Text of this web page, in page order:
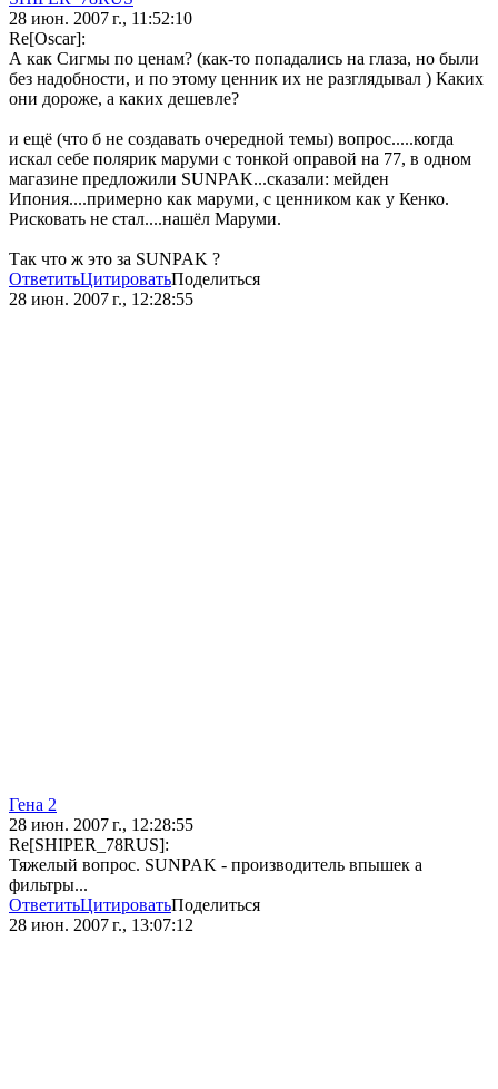
28 июн. 2007 г., 11:52:10
Re[Oscar]:
А как Сигмы по ценам? (как-то попадались на глаза, но были
без надобности, и по этому ценник их не разглядывал ) Каких
они дороже, а каких дешевле?
и ещё (что б не создавать очередной темы) вопрос.....когда
искал себе полярик маруми с тонкой оправой на 77, в одном
магазине предложили SUNPAK...сказали: мейден
Ипония....примерно как маруми, с ценником как у Кенко.
Рисковать не стал....нашёл Маруми.
Так что ж это за SUNPAK ?
ОтветитьЦитироватьПоделиться
28 июн. 2007 г., 12:28:55
Гена 2
28 июн. 2007 г., 12:28:55
Re[SHIPER_78RUS]:
Тяжелый вопрос. SUNPAK - производитель впышек а
фильтры...
ОтветитьЦитироватьПоделиться
28 июн. 2007 г., 13:07:12